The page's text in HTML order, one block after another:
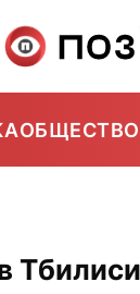
ОБЩЕСТВО